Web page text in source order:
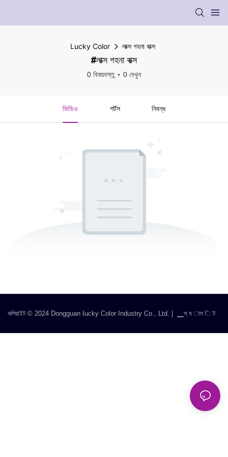
Lucky Color লাক্স গহনা বাক্স
#লাক্স গহনা বাক্স
0 বিষয়বস্তু 0 দেখুন
ভিডিও শর্টস নিবন্ধ
কপিরাইট © 2024 Dongguan Iucky Color Industry Co., Ltd. | ▁স্ য াম ি ট